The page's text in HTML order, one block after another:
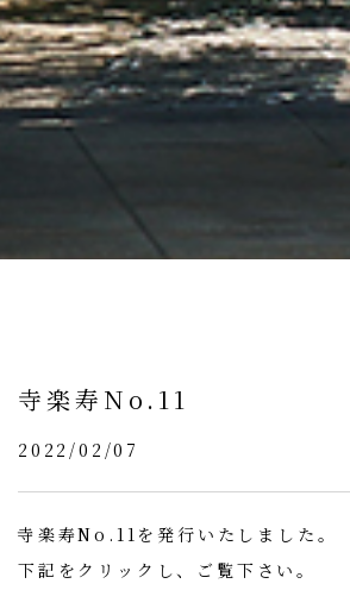
寺楽寿No.11
2022/02/07
寺楽寿No.11を発行いたしました。
下記をクリックし、ご覧下さい。